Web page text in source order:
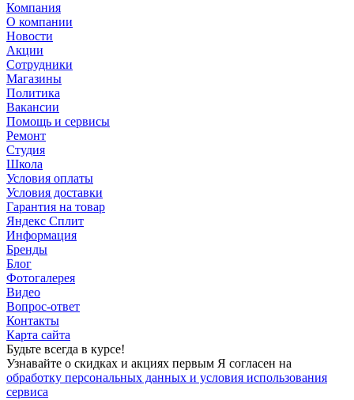
Компания
О компании
Новости
Акции
Сотрудники
Магазины
Политика
Вакансии
Помощь и сервисы
Ремонт
Студия
Школа
Условия оплаты
Условия доставки
Гарантия на товар
Яндекс Сплит
Информация
Бренды
Блог
Фотогалерея
Видео
Вопрос-ответ
Контакты
Карта сайта
Будьте всегда в курсе!
Узнавайте о скидках и акциях первым Я согласен на
обработку персональных данных и условия использования
сервиса